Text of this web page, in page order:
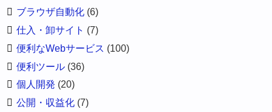
ブラウザ自動化 (6)
仕入・卸サイト (7)
便利なWebサービス (100)
便利ツール (36)
個人開発 (20)
公開・収益化 (7)